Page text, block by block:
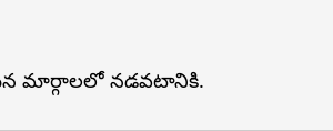
మార్గాలలో నడవటానికి.